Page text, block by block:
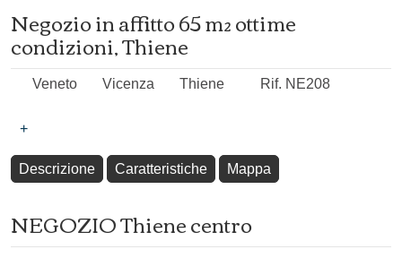
Negozio in affitto 65 m² ottime
condizioni, Thiene
Veneto Vicenza Thiene Rif. NE208
+
Descrizione Caratteristiche Mappa
NEGOZIO Thiene centro